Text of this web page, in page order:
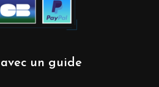
un guide